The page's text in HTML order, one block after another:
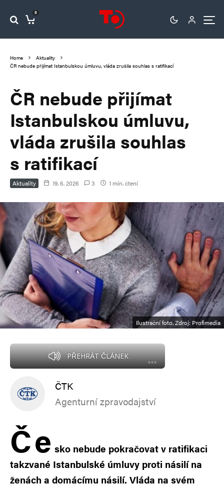
0
Home
Aktuality
ČR nebude přijímat Istanbulskou úmluvu, vláda zrušila souhlas s ratifikací
ČR nebude přijímat
Istanbulskou úmluvu,
vláda zrušila souhlas
s ratifikací
Aktuality 19. 6. 2026 3 1 min. čtení
Ilustrační foto. Zdroj: Profimedia
PŘEHRÁT ČLÁNEK
ČTK
Agenturní zpravodajství
Če sko nebude pokračovat v ratifikaci
takzvané Istanbulské úmluvy proti násilí na
ženách a domácímu násilí. Vláda na svém